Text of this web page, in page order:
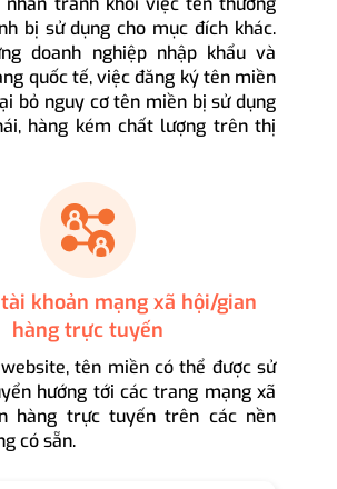
bị sử dụng cho mục đích khác.
doanh nghiệp nhập khẩu và
quốc tế, việc đăng ký tên miền
bỏ nguy cơ tên miền bị sử dụng
hàng kém chất lượng trên thị
khoản mạng xã hội/gian
hàng trực tuyến
tên miền có thể được sử
hướng tới các trang mạng xã
hàng trực tuyến trên các nền
có sẵn.